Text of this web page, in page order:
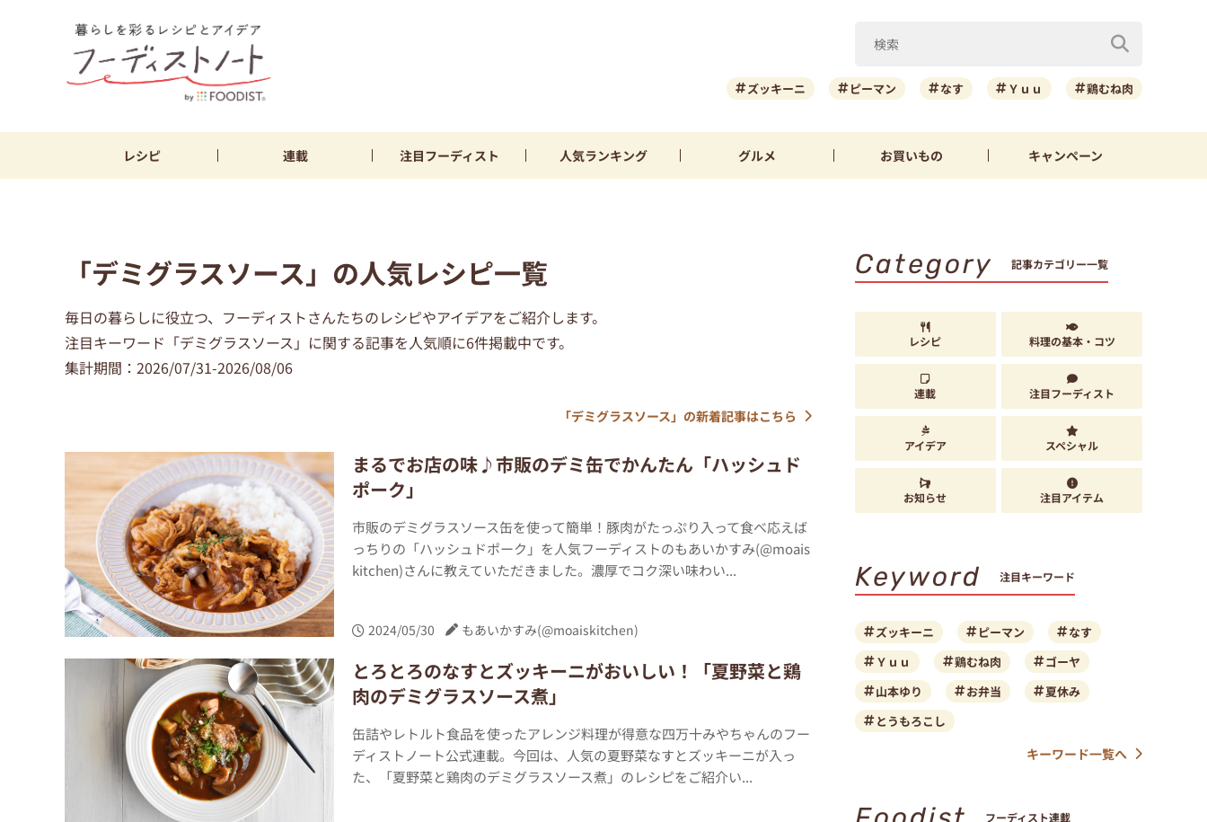
ズッキーニ ピーマン なす Ｙｕｕ 鶏むね肉
レシピ 連載 注目フーディスト 人気ランキング グルメ お買いもの キャンペーン
「デミグラスソース」の人気レシピ一覧
毎日の暮らしに役立つ、フーディストさんたちのレシピやアイデアをご紹介します。
注目キーワード「デミグラスソース」に関する記事を人気順に6件掲載中です。
集計期間：2026/07/31-2026/08/06
「デミグラスソース」の新着記事はこちら
まるでお店の味♪市販のデミ缶でかんたん「ハッシュド
ポーク」
市販のデミグラスソース缶を使って簡単！豚肉がたっぷり入って食べ応えば
っちりの「ハッシュドポーク」を人気フーディストのもあいかすみ(@moais
kitchen)さんに教えていただきました。濃厚でコク深い味わい...
2024/05/30 もあいかすみ(@moaiskitchen)
とろとろのなすとズッキーニがおいしい！「夏野菜と鶏
肉のデミグラスソース煮」
缶詰やレトルト食品を使ったアレンジ料理が得意な四万十みやちゃんのフー
ディストノート公式連載。今回は、人気の夏野菜なすとズッキーニが入っ
た、「夏野菜と鶏肉のデミグラスソース煮」のレシピをご紹介い...
Category 記事カテゴリー一覧
レシピ 料理の基本・コツ
連載 注目フーディスト
アイデア スペシャル
お知らせ 注目アイテム
Keyword 注目キーワード
ズッキーニ ピーマン
なす
Ｙｕｕ
鶏むね肉
ゴーヤ
山本ゆり
お弁当
夏休み
とうもろこし
キーワード一覧へ
フーディスト連載